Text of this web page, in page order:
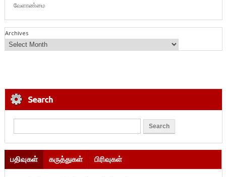
வேளாண்மை
Archives
Search
பதிவுகள் கருத்துகள் பிரிவுகள்